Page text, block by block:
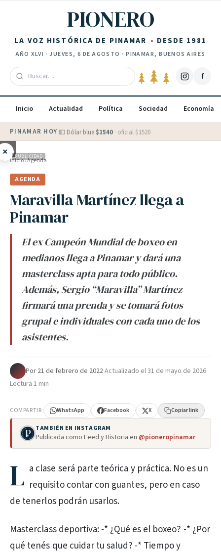
PIONERO
LA VOZ HISTÓRICA DE PINAMAR DESDE 1981
AÑOXLVI ·JUEVES, 6 DE AGOSTO · PINAMAR, BUENOS AIRES
f
Inicio Actualidad Política Sociedad Economía
PINAMAR HOY·💵 Dólar blue $1540 · oficial $1520
× PUBLICIDAD
Inicio›Agenda
AGENDA
Maravilla Martínez llega a
Pinamar
El ex Campeón Mundial de boxeo en
medianos llega a Pinamar y dará una
masterclass apta para todo público.
Además, Sergio “Maravilla” Martínez
firmará una prenda y se tomará fotos
grupal e individuales con cada uno de los
asistentes.
Por·21 de febrero de 2022·Actualizado el31 de mayo de 2026·
Lectura 1 min
COMPARTIR WhatsApp Facebook X Copiar link
TAMBIÉN EN INSTAGRAM
Publicada como Feed y Historia en @pioneropinamar
L a clase será parte teórica y práctica. No es un
requisito contar con guantes, pero en caso
de tenerlos podrán usarlos.
Masterclass deportiva: -* ¿Qué es el boxeo? -* ¿Por
qué tenés que cuidar tu salud? -* Tiempo y